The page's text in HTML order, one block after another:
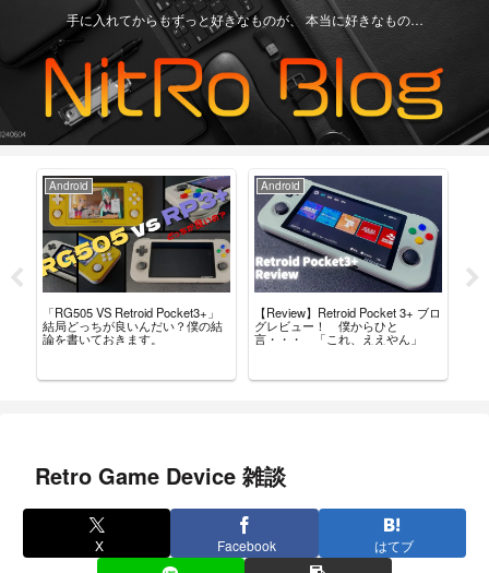
手に入れてからもずっと好きなものが、 本当に好きなもの…
Android
「RG505 VS Retroid Pocket3+」
結局どっちが良いんだい？僕の結
論を書いておきます。
Android
【Review】Retroid Pocket 3+ ブロ
グレビュー！ 僕からひと
言・・・ 「これ、ええやん」
Retro Game Device 雑談
X Facebook はてブ